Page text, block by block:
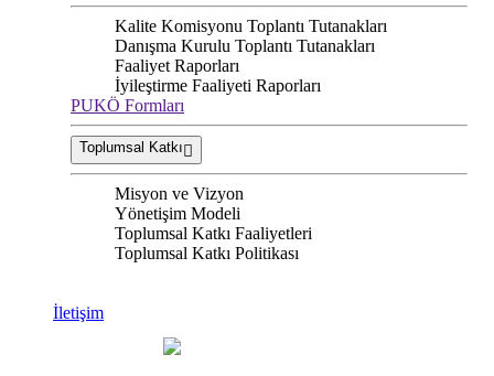
Kalite Komisyonu Toplantı Tutanakları
Danışma Kurulu Toplantı Tutanakları
Faaliyet Raporları
İyileştirme Faaliyeti Raporları
PUKÖ Formları
Toplumsal Katkı
Misyon ve Vizyon
Yönetişim Modeli
Toplumsal Katkı Faaliyetleri
Toplumsal Katkı Politikası
İletişim